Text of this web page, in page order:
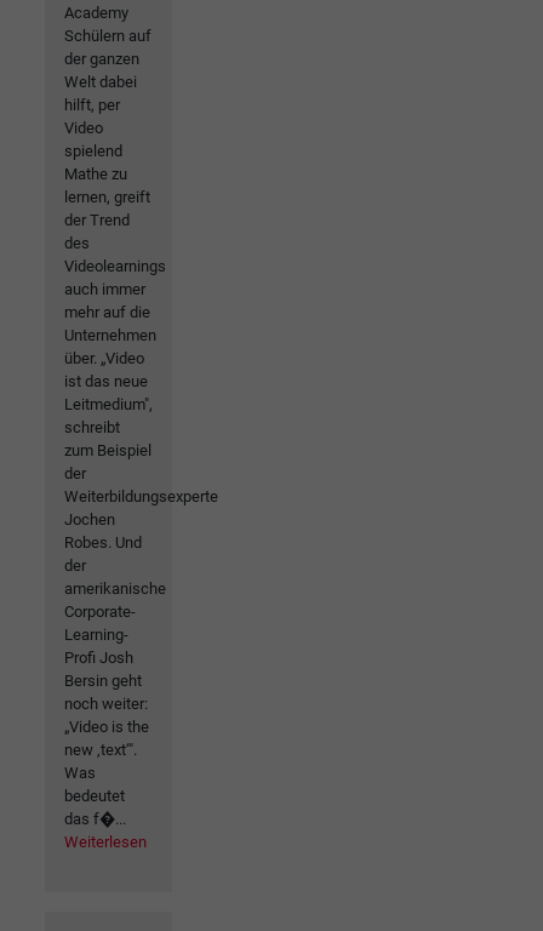
Academy
Schülern auf
der ganzen
Welt dabei
hilft, per
Video
spielend
Mathe zu
lernen, greift
der Trend
des
Videolearnings
auch immer
mehr auf die
Unternehmen
über. „Video
ist das neue
Leitmedium",
schreibt
zum Beispiel
der
Weiterbildungsexperte
Jochen
Robes. Und
der
amerikanische
Corporate-
Learning-
Profi Josh
Bersin geht
noch weiter:
„Video is the
new ‚text‘".
Was
bedeutet
das f�...
Weiterlesen